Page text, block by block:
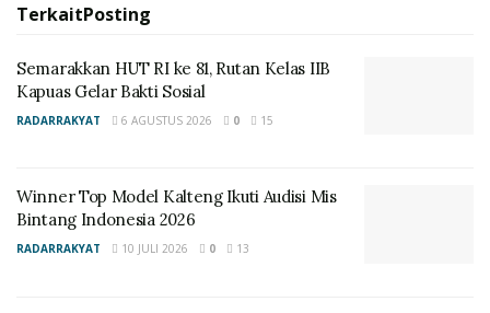
waspada dan berhati-hati terhadap maraknya aksi
kejahatan, merupakan upaya Preventif yang dilakukan
Polres Seruyan , ” ujar Kabagops.
bukan semata-mata karena niat dari pelaku, melainkan
karena ada kesempatan yang muncul akibat kelalaian
kita.
TerkaitPosting
Semarakkan HUT RI ke 81, Rutan Kelas IIB
Kapuas Gelar Bakti Sosial
RADARRAKYAT 6 AGUSTUS 2026 0 15
Winner Top Model Kalteng Ikuti Audisi Mis
Bintang Indonesia 2026
RADARRAKYAT 10 JULI 2026 0 13